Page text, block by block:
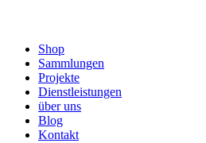
Shop
Sammlungen
Projekte
Dienstleistungen
über uns
Blog
Kontakt